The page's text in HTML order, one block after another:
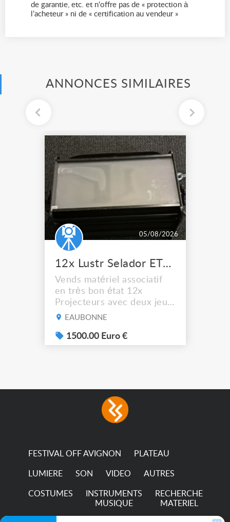
de garantie, etc. et n'offre pas de « protection à
l’acheteur » ni de « certification au vendeur »
ANNONCES SIMILAIRES
05/08/2026
12x Lustr Selador ETC Led 7x colors filtres
Vends matériel associatif
en très bon état 12x
Projecteurs avec deux jeux
de filtre filtre Lustr Selador
system – seven colour
LEDs providing the
consumption The
permanence of a 50,000-
EAUBONNE
1500.00 Euro €
FESTIVAL OFF AVIGNON PLATEAU
LUMIERE SON VIDEO AUTRES
COSTUMES
INSTRUMENTS
MUSIQUE
RECHERCHE
MATERIEL